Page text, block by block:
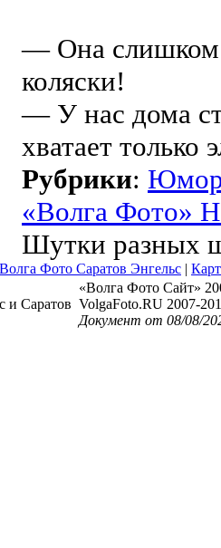
— Она слишком
коляски!
— У нас дома
хватает только
Рубрики:
«Волга Фото»
Шутки разных
Фото Саратов Энгельс |
и Саратов
«Волга Фото Сайт»
VolgaFoto.RU 2007-
Документ от 08/08/